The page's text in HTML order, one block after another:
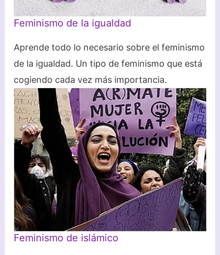
Feminismo de la igualdad
Aprende todo lo necesario sobre el feminismo
de la igualdad. Un tipo de feminismo que está
cogiendo cada vez más importancia.
Feminismo de islámico